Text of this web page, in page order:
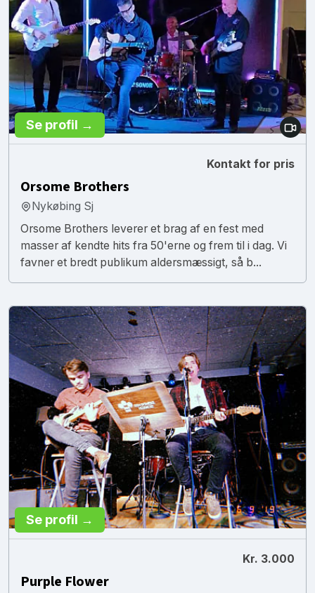
Se profil →
Kontakt for pris
Orsome Brothers
Nykøbing Sj
Orsome Brothers leverer et brag af en fest med
masser af kendte hits fra 50'erne og frem til i dag. Vi
favner et bredt publikum aldersmæssigt, så b...
Se profil →
Kr. 3.000
Purple Flower